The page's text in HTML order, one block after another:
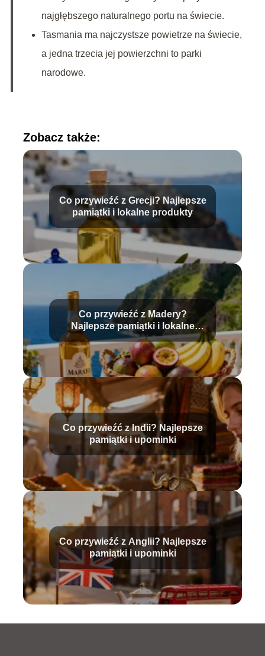
najgłębszego naturalnego portu na świecie.
Tasmania ma najczystsze powietrze na świecie,
a jedna trzecia jej powierzchni to parki
narodowe.
Zobacz także:
Co przywieźć z Grecji? Najlepsze
pamiątki i lokalne produkty
Co przywieźć z Madery?
Najlepsze pamiątki i lokalne
produkty
Co przywieźć z Indii? Najlepsze
pamiątki i upominki
Co przywieźć z Anglii? Najlepsze
pamiątki i upominki